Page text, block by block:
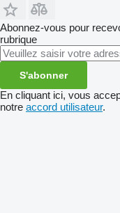
Abonnez-vous pour
rubrique
S'abonner
En cliquant ici, vous
notre accord utilisateur.